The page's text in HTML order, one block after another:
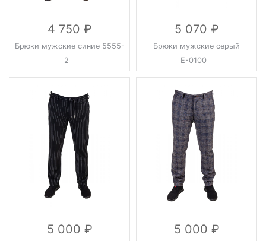
4 750
Брюки мужские синие 5555-
2
5 070
Брюки мужские серый
Е-0100
5 000 5 000